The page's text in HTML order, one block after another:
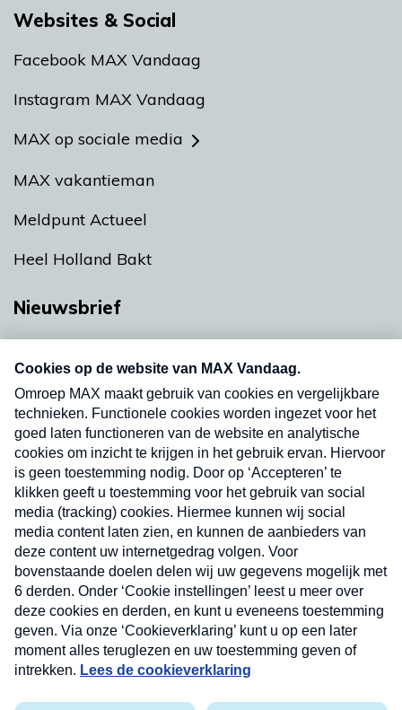
Websites & Social
Facebook MAX Vandaag
Instagram MAX Vandaag
MAX op sociale media
MAX vakantieman
Meldpunt Actueel
Heel Holland Bakt
Nieuwsbrief
nieuwsbrief. Elke vrijdag- en dinsdagochtend in
uw mailbox.
Verzend
Nieuwsbrief
Neem hier een gratis abonnement op onze
nieuwsbrief. Elke vrijdag- en dinsdagochtend in uw